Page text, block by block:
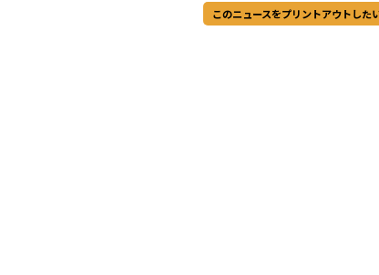
このニュースをプリントアウトした